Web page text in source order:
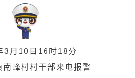
3月10日16时18分
南峰村村干部来电报警